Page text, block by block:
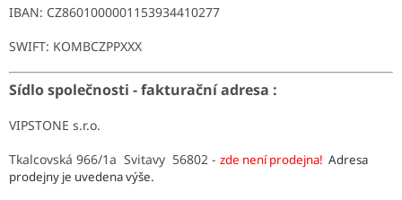
IBAN: CZ8601000001153934410277
SWIFT: KOMBCZPPXXX
Sídlo společnosti - fakturační adresa :
VIPSTONE s.r.o.
Tkalcovská 966/1a Svitavy 56802 - zde není prodejna! Adresa
prodejny je uvedena výše.